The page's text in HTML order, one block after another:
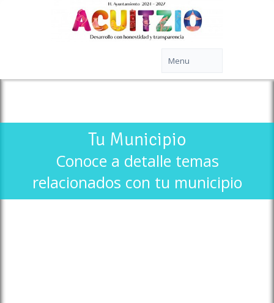
Tu Municipio
Conoce a detalle temas
relacionados con tu municipio